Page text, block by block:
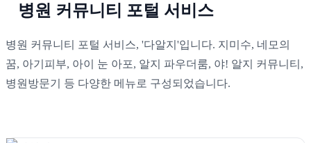
병원 커뮤니티 포털 서비스
병원 커뮤니티 포털 서비스, '다알지'입니다. 지미수, 네모의
꿈, 아기피부, 아이 눈 아포, 알지 파우더룸, 야! 알지 커뮤니티,
병원방문기 등 다양한 메뉴로 구성되었습니다.